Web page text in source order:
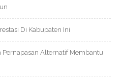
Di Kabupaten Ini
Pernapasan Alternatif Membantu